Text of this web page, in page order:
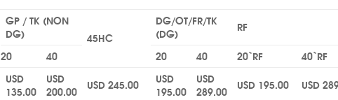
GP / TK (NON
DG)
45HC
DG/OT/FR/TK
(DG)
RF
20
40 20 40 20`RF
40`RF
USD
135.00
USD
200.00
USD 245.00
USD
195.00
USD
289.00
USD 195.00
USD